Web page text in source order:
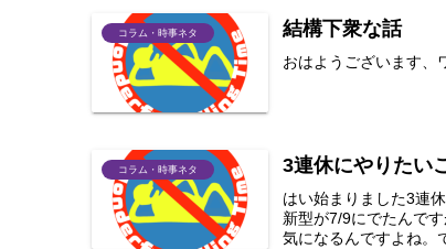
コラム・時事ネタ 結構下衆な話
おはようございます、
コラム・時事ネタ 3連休にやりたい
はい始まりました3連
新型が7/9にでたんで
気になるんですよね。